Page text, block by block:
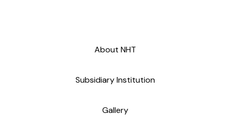
About NHT
Subsidiary Institution
Gallery